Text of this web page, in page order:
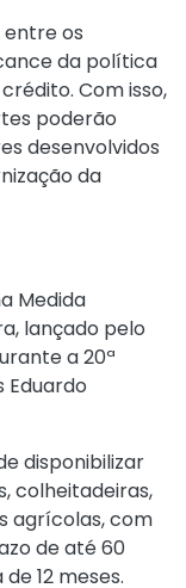
entre os
da política
Com isso,
poderão
desenvolvidos
da
Medida
lançado pelo
a 20ª
Eduardo
disponibilizar
colheitadeiras,
agrícolas, com
de até 60
12 meses.